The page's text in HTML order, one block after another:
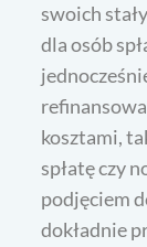
swoich
dla osób
kosztami,
spłatę czy
podjęciem
dokładnie